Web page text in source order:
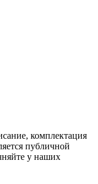
комплектация
публичной
у наших